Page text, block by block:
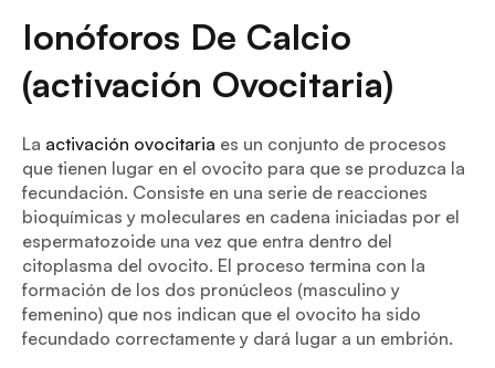
Ionóforos De Calcio
(activación Ovocitaria)
La activación ovocitaria es un conjunto de procesos
que tienen lugar en el ovocito para que se produzca la
fecundación. Consiste en una serie de reacciones
bioquímicas y moleculares en cadena iniciadas por el
espermatozoide una vez que entra dentro del
citoplasma del ovocito. El proceso termina con la
formación de los dos pronúcleos (masculino y
femenino) que nos indican que el ovocito ha sido
fecundado correctamente y dará lugar a un embrión.